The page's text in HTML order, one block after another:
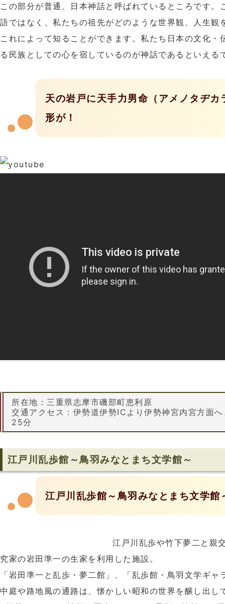
この部分が普通、日本神話と呼ばれているところです。
語ではなく、私たちの祖先がどのような世界観、人生観
これによって知ることができます。私たち日本の文化・
る民族としての心を宿しているのが神話であるといえる
天の岩戸に天手力男命（アメノタヂカ
形が！
所在地：三重県志摩市磯部町恵利原
交通アクセス：伊勢道伊勢ICより伊勢神宮内宮方面
25分
江戸川乱歩館～鳥羽みなとまち文学館～
江戸川乱歩館～鳥羽みなとまち文学館
江戸川乱歩や竹下夢二と親
究家の岩田準一の生家を利用した施設。
「岩田準一と乱歩・夢二館」、「乱歩館・鳥羽文学ギ
中庭や路地風の通路は、懐かしい昭和の世界を醸し出し